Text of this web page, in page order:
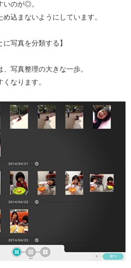
いのが◎。
込まないようにしています。
写真を分類する】
写真整理の大きな一歩。
なります。